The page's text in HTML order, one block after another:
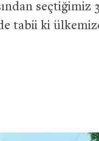
seçtiğimiz
tabii ki